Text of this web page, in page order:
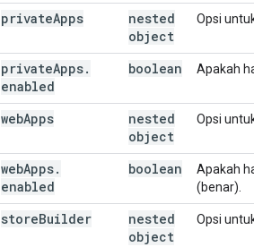
privateApps
nested
object
Opsi
privateApps.
enabled
boolean Apakah
webApps
nested
object
Opsi
webApps.
enabled
boolean
Apakah
(benar).
storeBuilder
nested
object
Opsi